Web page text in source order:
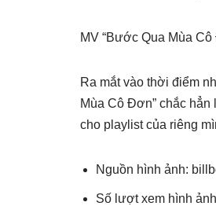
MV “Bước Qua Mùa
Ra mắt vào thời điểm
Mùa Cô Đơn” chắc
cho playlist của riêng
Nguồn hình ảnh:
Số lượt xem hình